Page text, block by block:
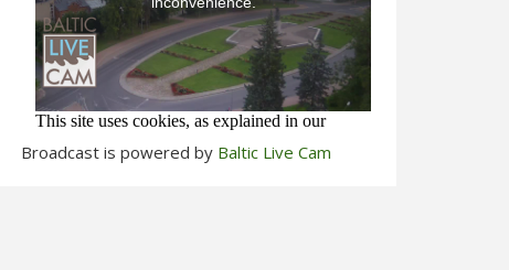
Broadcast is powered by Baltic Live Cam